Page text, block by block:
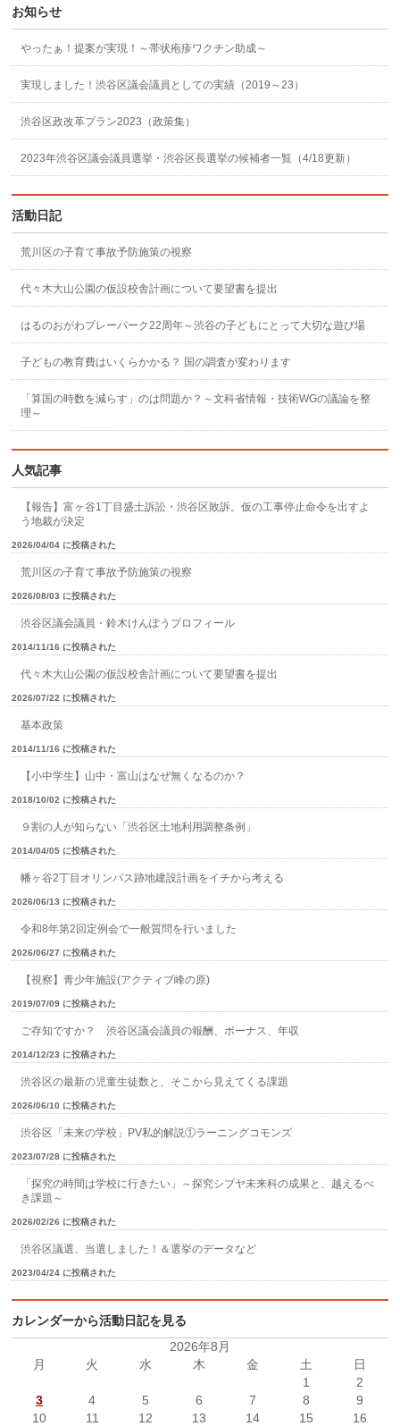
お知らせ
やったぁ！提案が実現！～帯状疱疹ワクチン助成～
実現しました！渋谷区議会議員としての実績（2019～23）
渋谷区政改革プラン2023（政策集）
2023年渋谷区議会議員選挙・渋谷区長選挙の候補者一覧（4/18更新）
活動日記
荒川区の子育て事故予防施策の視察
代々木大山公園の仮設校舎計画について要望書を提出
はるのおがわプレーパーク22周年～渋谷の子どもにとって大切な遊び場
子どもの教育費はいくらかかる？ 国の調査が変わります
「算国の時数を減らす」のは問題か？～文科省情報・技術WGの議論を整
理～
人気記事
【報告】富ヶ谷1丁目盛土訴訟・渋谷区敗訴。仮の工事停止命令を出すよ
う地裁が決定
2026/04/04 に投稿された
荒川区の子育て事故予防施策の視察
2026/08/03 に投稿された
渋谷区議会議員・鈴木けんぽうプロフィール
2014/11/16 に投稿された
代々木大山公園の仮設校舎計画について要望書を提出
2026/07/22 に投稿された
基本政策
2014/11/16 に投稿された
【小中学生】山中・富山はなぜ無くなるのか？
2018/10/02 に投稿された
９割の人が知らない「渋谷区土地利用調整条例」
2014/04/05 に投稿された
幡ヶ谷2丁目オリンパス跡地建設計画をイチから考える
2026/06/13 に投稿された
令和8年第2回定例会で一般質問を行いました
2026/06/27 に投稿された
【視察】青少年施設(アクティブ峰の原)
2019/07/09 に投稿された
ご存知ですか？ 渋谷区議会議員の報酬、ボーナス、年収
2014/12/23 に投稿された
渋谷区の最新の児童生徒数と、そこから見えてくる課題
2026/06/10 に投稿された
渋谷区「未来の学校」PV私的解説①ラーニングコモンズ
2023/07/28 に投稿された
「探究の時間は学校に行きたい」～探究シブヤ未来科の成果と、越えるべ
き課題～
2026/02/26 に投稿された
渋谷区議選、当選しました！＆選挙のデータなど
2023/04/24 に投稿された
カレンダーから活動日記を見る
2026年8月
月
火 水 木 金 土 日
1
2
3
4 5 6 7 8
9
10
11 12 13 14 15
16